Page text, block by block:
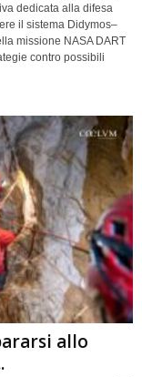
dedicata alla difesa
il sistema Didymos–
missione NASA DART
contro possibili
allo